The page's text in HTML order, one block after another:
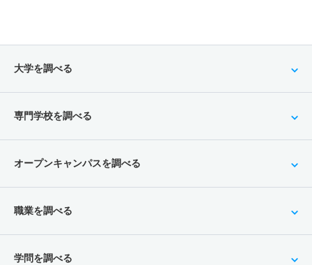
大学を調べる
専門学校を調べる
オープンキャンパスを調べる
職業を調べる
学問を調べる